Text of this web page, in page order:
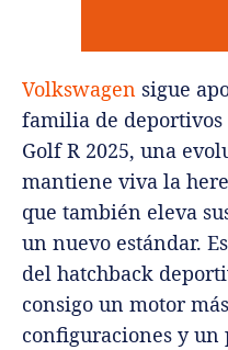
Volkswagen sigue
familia de
Golf R 2025, una
mantiene viva la
que también eleva
un nuevo estándar.
del hatchback
consigo un motor
configuraciones y un